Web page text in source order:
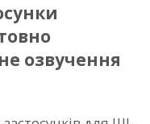
озвучення